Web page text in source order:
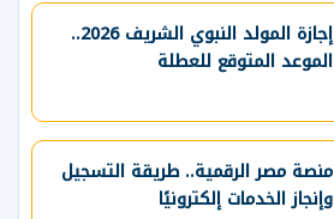
إجازة المولد النبوي الشريف 2026..
الموعد المتوقع للعطلة
منصة مصر الرقمية.. طريقة التسجيل
وإنجاز الخدمات إلكترونيًا